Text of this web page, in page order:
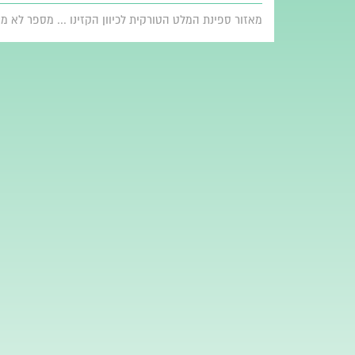
מאזור ספינת המלט הטורקית לכיוון הקזינו ... מספר